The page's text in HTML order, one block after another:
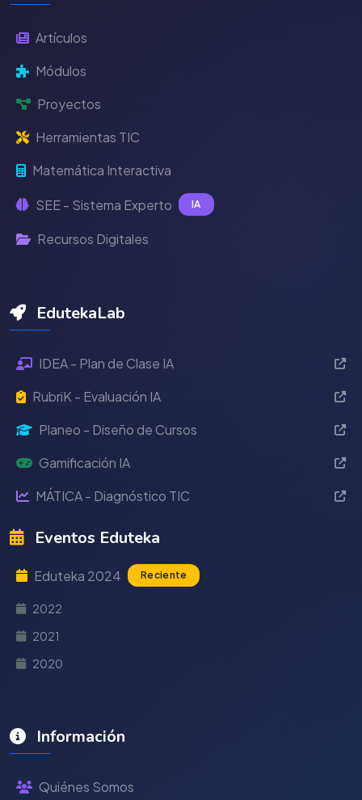
Artículos
Módulos
Proyectos
Herramientas TIC
Matemática Interactiva
SEE - Sistema Experto IA
Recursos Digitales
EdutekaLab
IDEA - Plan de Clase IA
RubriK - Evaluación IA
Planeo - Diseño de Cursos
Gamificación IA
MÁTICA - Diagnóstico TIC
Eventos Eduteka
Eduteka 2024 Reciente
2022
2021
2020
Información
Quiénes Somos